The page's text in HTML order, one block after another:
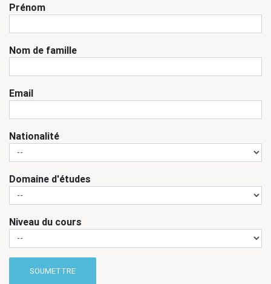
Prénom
Nom de famille
Email
Nationalité
Domaine d'études
Niveau du cours
SOUMETTRE